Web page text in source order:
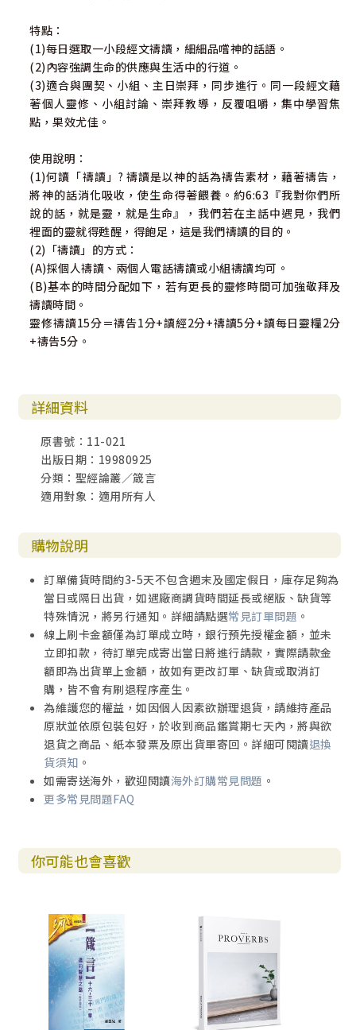
特點：
(1)每日選取一小段經文禱讀，細細品嚐神的話語。
(2)內容強調生命的供應與生活中的行道。
(3)適合與團契、小組、主日崇拜，同步進行。同一段經文藉
著個人靈修、小組討論、崇拜教導，反覆咀嚼，集中學習焦
點，果效尤佳。
使用說明：
(1)何讀「禱讀」? 禱讀是以神的話為禱告素材，藉著禱告，
將神的話消化吸收，使生命得著餵養。約6:63『我對你們所
說的話，就是靈，就是生命』，我們若在主話中遇見，我們
裡面的靈就得甦醒，得飽足，這是我們禱讀的目的。
(2)「禱讀」的方式：
(A)採個人禱讀、兩個人電話禱讀或小組禱讀均可。
(B)基本的時間分配如下，若有更長的靈修時間可加強敬拜及
禱讀時間。
靈修禱讀15分＝禱告1分+讀經2分+禱讀5分+讀每日靈糧2分
+禱告5分。
詳細資料
原書號：11-021
出版日期：19980925
分類：聖經論叢／箴言
適用對象：適用所有人
購物說明
訂單備貨時間約3-5天不包含週末及國定假日，庫存足夠為
當日或隔日出貨，如遇廠商調貨時間延長或絕版、缺貨等
特殊情況，將另行通知。詳細請點選常見訂單問題 。
線上刷卡金額僅為訂單成立時，銀行預先授權金額，並未
立即扣款，待訂單完成寄出當日將進行請款，實際請款金
額即為出貨單上金額，故如有更改訂單、缺貨或取消訂
購，皆不會有刷退程序產生。
為維護您的權益，如因個人因素欲辦理退貨，請維持產品
原狀並依原包裝包好，於收到商品鑑賞期七天內，將與欲
退貨之商品、紙本發票及原出貨單寄回。詳細可閱讀退換
貨須知 。
如需寄送海外，歡迎閱讀海外訂購常見問題 。
更多常見問題FAQ
你可能也會喜歡